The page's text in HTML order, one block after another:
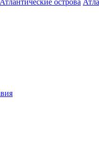
Атлантические острова